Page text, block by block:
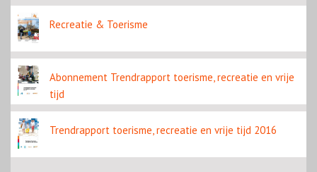
Recreatie & Toerisme
Abonnement Trendrapport toerisme, recreatie en vrije
tijd
Trendrapport toerisme, recreatie en vrije tijd 2016